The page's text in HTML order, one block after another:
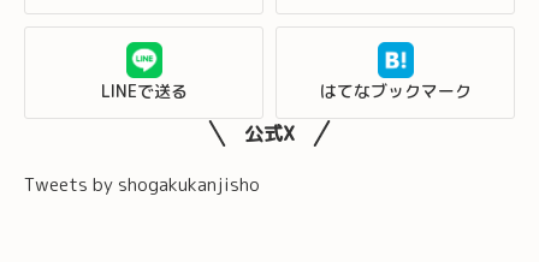
LINEで送る はてなブックマーク
公式X
Tweets by shogakukanjisho